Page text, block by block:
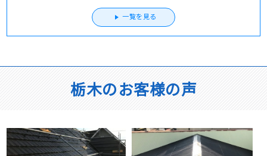
一覧を見る
栃木のお客様の声